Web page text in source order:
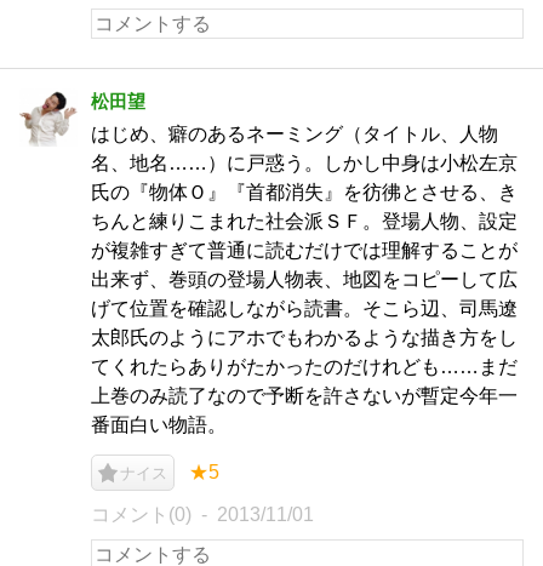
松田望
はじめ、癖のあるネーミング（タイトル、人物
名、地名……）に戸惑う。しかし中身は小松左京
氏の『物体Ｏ』『首都消失』を彷彿とさせる、き
ちんと練りこまれた社会派ＳＦ。登場人物、設定
が複雑すぎて普通に読むだけでは理解することが
出来ず、巻頭の登場人物表、地図をコピーして広
げて位置を確認しながら読書。そこら辺、司馬遼
太郎氏のようにアホでもわかるような描き方をし
てくれたらありがたかったのだけれども……まだ
上巻のみ読了なので予断を許さないが暫定今年一
番面白い物語。
ナイス ★5
コメント(0) 2013/11/01